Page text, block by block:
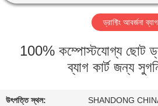
কারখানা
ড্রাফ্টিং আবর্জনা ব্যাগ
100% কম্পোস্টযোগ্য ছোট
ব্যাগ কার্ট জন্য
উৎপত্তি স্থল: SHANDONG